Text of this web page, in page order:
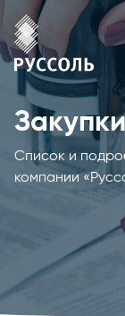
Закупки
Список и
компании